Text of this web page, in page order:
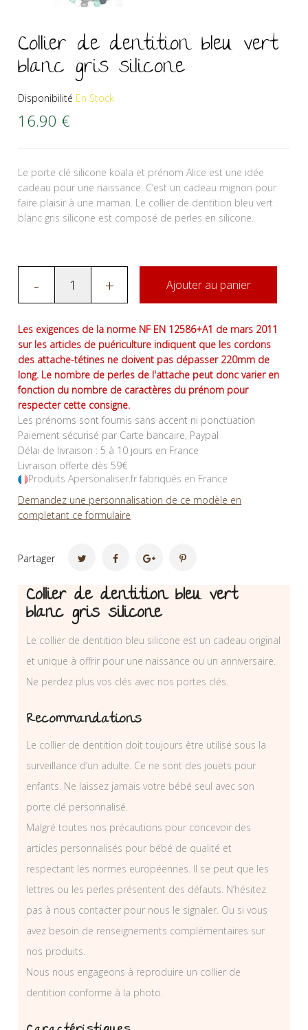
Collier de dentition bleu vert
blanc gris silicone
Disponibilité En Stock
16.90 €
Le porte clé silicone koala et prénom Alice est une idée
cadeau pour une naissance. C’est un cadeau mignon pour
faire plaisir à une maman. Le collier de dentition bleu vert
blanc gris silicone est composé de perles en silicone.
- + Ajouter au panier
Les exigences de la norme NF EN 12586+A1 de mars 2011
sur les articles de puériculture indiquent que les cordons
des attache-tétines ne doivent pas dépasser 220mm de
long. Le nombre de perles de l'attache peut donc varier en
fonction du nombre de caractères du prénom pour
respecter cette consigne.
Les prénoms sont fournis sans accent ni ponctuation
Paiement sécurisé par Carte bancaire, Paypal
Délai de livraison : 5 à 10 jours en France
Livraison offerte dès 59€
Produits Apersonaliser.fr fabriqués en France
Demandez une personnalisation de ce modèle en
completant ce formulaire
Partager
Collier de dentition bleu vert
blanc gris silicone
Le collier de dentition bleu silicone est un cadeau original
et unique à offrir pour une naissance ou un anniversaire.
Ne perdez plus vos clés avec nos portes clés.
Recommandations
Le collier de dentition doit toujours être utilisé sous la
surveillance d’un adulte. Ce ne sont des jouets pour
enfants. Ne laissez jamais votre bébé seul avec son
porte clé personnalisé.
Malgré toutes nos précautions pour concevoir des
articles personnalisés pour bébé de qualité et
respectant les normes européennes. Il se peut que les
lettres ou les perles présentent des défauts. N’hésitez
pas à nous contacter pour nous le signaler. Ou si vous
avez besoin de renseignements complémentaires sur
nos produits.
Nous nous engageons à reproduire un collier de
dentition conforme à la photo.